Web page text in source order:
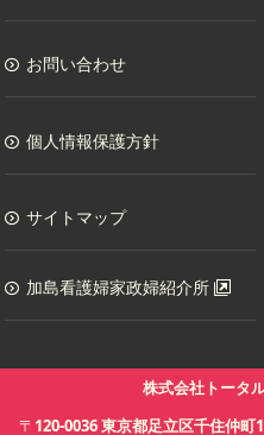
お問い合わせ
個人情報保護方針
サイトマップ
加島看護婦家政婦紹介所
株式会社トータ
〒 120-0036東京都足立区千住仲町